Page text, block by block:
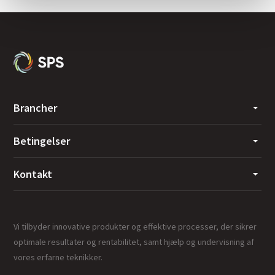
Brancher
Betingelser
Kontakt
Vi tilbyder innovative produkter og effektive processer, der sikrer
optimale resultater og rentabilitet, samt hjælp og undervisning af
vores erfarne teknikker.